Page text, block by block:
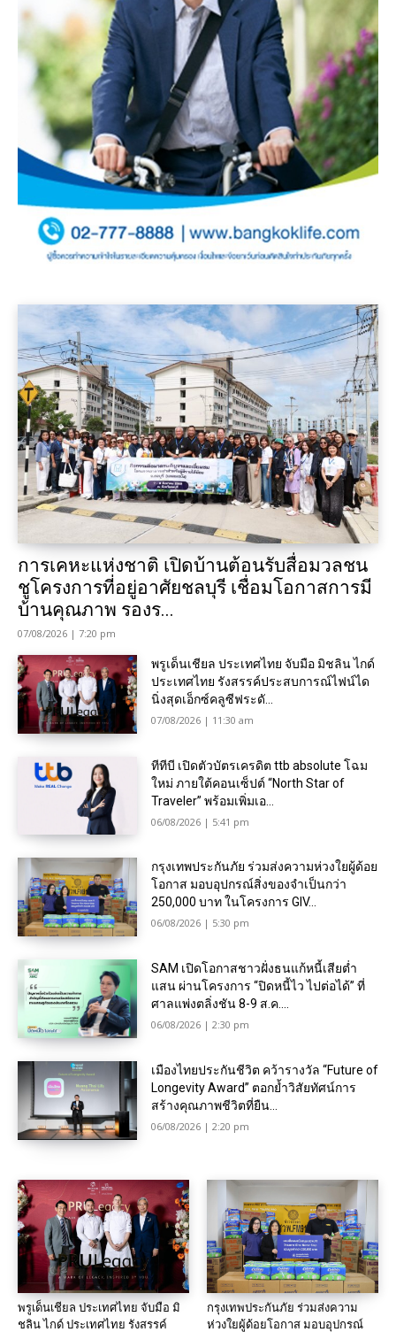
การเคหะแห่งชาติ เปิดบ้านต้อนรับสื่อมวลชน
ชูโครงการที่อยู่อาศัยชลบุรี เชื่อมโอกาสการมี
บ้านคุณภาพ รองร...
07/08/2026 | 7:20 pm
พรูเด็นเชียล ประเทศไทย จับมือ มิชลิน ไกด์
ประเทศไทย รังสรรค์ประสบการณ์ไฟน์ได
นิ่งสุดเอ็กซ์คลูซีฟระดั...
07/08/2026 | 11:30 am
ทีทีบี เปิดตัวบัตรเครดิต ttb absolute โฉม
ใหม่ ภายใต้คอนเซ็ปต์ “North Star of
Traveler” พร้อมเพิ่มเอ...
06/08/2026 | 5:41 pm
กรุงเทพประกันภัย ร่วมส่งความห่วงใยผู้ด้อย
โอกาส มอบอุปกรณ์สิ่งของจำเป็นกว่า
250,000 บาท ในโครงการ GIV...
06/08/2026 | 5:30 pm
SAM เปิดโอกาสชาวฝั่งธนแก้หนี้เสียต่ำ
แสน ผ่านโครงการ “ปิดหนี้ไว ไปต่อได้” ที่
ศาลแพ่งตลิ่งชัน 8-9 ส.ค....
06/08/2026 | 2:30 pm
เมืองไทยประกันชีวิต คว้ารางวัล “Future of
Longevity Award” ตอกย้ำวิสัยทัศน์การ
สร้างคุณภาพชีวิตที่ยืน...
06/08/2026 | 2:20 pm
พรูเด็นเชียล ประเทศไทย จับมือ มิ
ชลิน ไกด์ ประเทศไทย รังสรรค์
กรุงเทพประกันภัย ร่วมส่งความ
ห่วงใยผู้ด้อยโอกาส มอบอุปกรณ์